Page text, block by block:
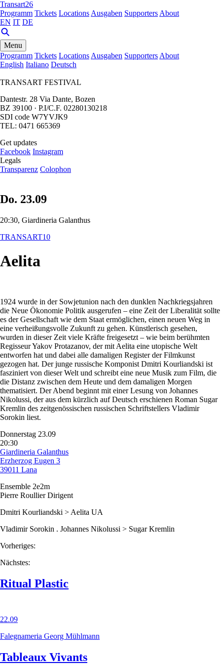
Transart26
Programm Tickets Locations Ausgaben Supporters About
EN IT DE
Menu
Programm Tickets Locations Ausgaben Supporters About
English Italiano Deutsch
TRANSART FESTIVAL
Dantestr. 28 Via Dante, Bozen
BZ 39100 · P.I/C.F. 02280130218
SDI code W7YVJK9
TEL: 0471 665369
Get updates
Facebook Instagram
Legals
Transparenz Colophon
Do. 23.09
20:30, Giardineria Galanthus
TRANSART10
Aelita
1924 wurde in der Sowjetunion nach den dunklen Nachkriegsjahren
die Neue Ökonomie Politik ausgerufen – eine Zeit der Liberalität sollte
es der Gesellschaft wie dem Staat ermöglichen, einen neuen Weg in
eine verheißungsvolle Zukunft zu gehen. Künstlerisch gesehen,
wurden in dieser Zeit viele Kräfte freigesetzt – wie beim berühmten
Regisseur Yakov Protazanov, der mit Aelita eine utopische Welt
entworfen hat und dabei alle damaligen Register der Filmkunst
gezogen hat. Der junge russische Komponist Dmitri Kourliandski ist
fasziniert von dieser Welt und schreibt eine neue Musik zum Film, die
die Distanz zwischen dem Heute und dem damaligen Morgen
thematisiert. Der Abend beginnt mit einer Lesung von Johannes
Nikolussi, der aus dem kürzlich auf Deutsch erschienen Roman Sugar
Kremlin des zeitgenössischen russischen Schriftstellers Vladimir
Sorokin liest.
Donnerstag 23.09
20:30
Giardineria Galanthus
Erzherzog Eugen 3
39011 Lana
Ensemble 2e2m
Pierre Roullier Dirigent
Dmitri Kourliandski > Aelita UA
Vladimir Sorokin . Johannes Nikolussi > Sugar Kremlin
Vorheriges:
Nächstes:
Ritual Plastic
22.09
Falegnameria Georg Mühlmann
Tableaux Vivants